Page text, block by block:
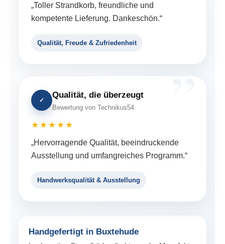
„Toller Strandkorb, freundliche und
kompetente Lieferung. Dankeschön.“
Qualität, Freude & Zufriedenheit
✓
Qualität, die überzeugt
Bewertung von Technikus54
★★★★★
„Hervorragende Qualität, beeindruckende
Ausstellung und umfangreiches Programm.“
Handwerksqualität & Ausstellung
Handgefertigt in Buxtehude